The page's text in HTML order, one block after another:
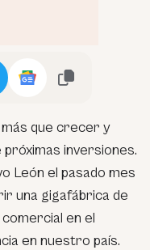
que crecer y
inversiones.
León el pasado mes
una gigafábrica de
en el
en nuestro país.